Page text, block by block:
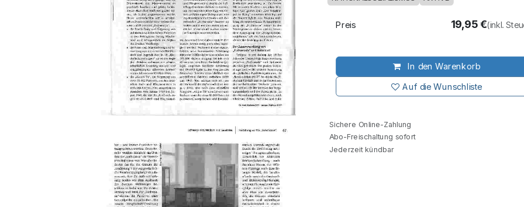
In den Warenkorb
Auf die Wunschliste
Preis 19,95€(inkl.
Sichere Online-Zahlung
Abo-Freischaltung sofort
Jederzeit kündbar